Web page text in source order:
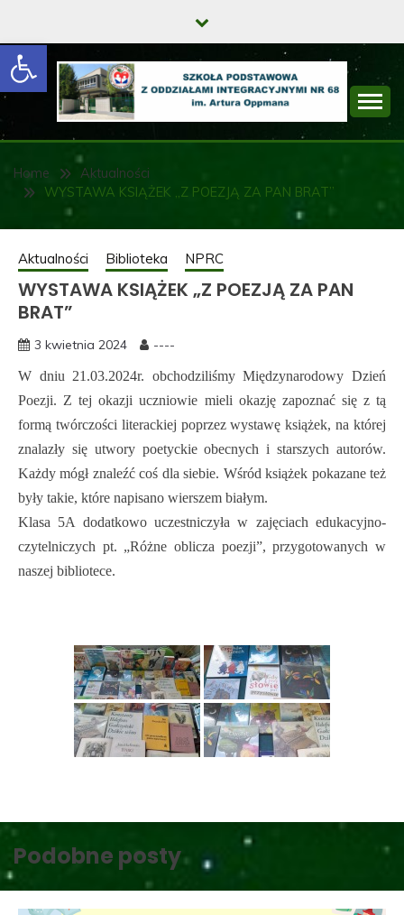
Open toolbar
content
SZKOŁA
PODSTAWOWA Z
ODDZIAŁAMI
INTEGRACYJNYMI
NR 68 IM. ARTURA
OPPMANA
Home
Aktualności
WYSTAWA KSIĄŻEK „Z POEZJĄ ZA PAN BRAT”
Aktualności Biblioteka NPRC
WYSTAWA KSIĄŻEK „Z POEZJĄ ZA PAN
BRAT”
3 kwietnia 2024 ----
W dniu 21.03.2024r. obchodziliśmy Międzynarodowy Dzień
Poezji. Z tej okazji uczniowie mieli okazję zapoznać się z tą
formą twórczości literackiej poprzez wystawę książek, na której
znalazły się utwory poetyckie obecnych i starszych autorów.
Każdy mógł znaleźć coś dla siebie. Wśród książek pokazane też
były takie, które napisano wierszem białym.
Klasa 5A dodatkowo uczestniczyła w zajęciach edukacyjno-
czytelniczych pt. „Różne oblicza poezji”, przygotowanych w
naszej bibliotece.
Podobne posty